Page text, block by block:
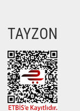
TAYZON